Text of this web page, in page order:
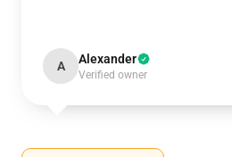
A Alexander
Verified owner